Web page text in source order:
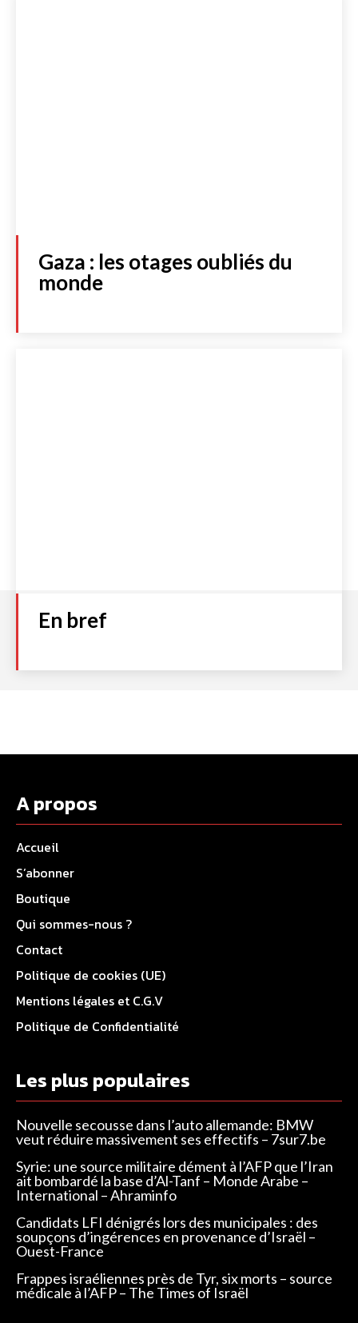
Gaza : les otages oubliés du
monde
En bref
A propos
Accueil
S’abonner
Boutique
Qui sommes-nous ?
Contact
Politique de cookies (UE)
Mentions légales et C.G.V
Politique de Confidentialité
Les plus populaires
Nouvelle secousse dans l’auto allemande: BMW
veut réduire massivement ses effectifs – 7sur7.be
Syrie: une source militaire dément à l’AFP que l’Iran
ait bombardé la base d’Al-Tanf – Monde Arabe –
International – Ahraminfo
Candidats LFI dénigrés lors des municipales : des
soupçons d’ingérences en provenance d’Israël –
Ouest-France
Frappes israéliennes près de Tyr, six morts – source
médicale à l’AFP – The Times of Israël